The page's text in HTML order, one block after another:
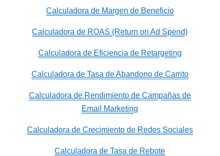
Calculadora de Margen de Beneficio
Calculadora de ROAS (Return on Ad Spend)
Calculadora de Eficiencia de Retargeting
Calculadora de Tasa de Abandono de Carrito
Calculadora de Rendimiento de Campañas de
Email Marketing
Calculadora de Crecimiento de Redes Sociales
Calculadora de Tasa de Rebote